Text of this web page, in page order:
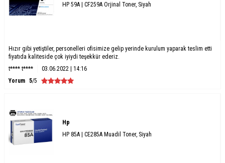
HP 59A | CF259A Orjinal Toner, Siyah
Hızır gibi yetiştiler, personelleri ofisimize gelip yerinde kurulum yaparak teslim etti
fiyatıda kaliteside çok iyiydi teşekkür ederiz.
t**** t****
03.06.2022 | 14:16
Yorum 5/5
Hp
HP 85A | CE285A Muadil Toner, Siyah